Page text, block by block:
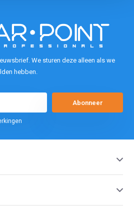
We sturen deze alleen als we
hebben.
Abonneer